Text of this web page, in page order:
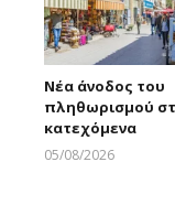
Νέα άνοδος του
πληθωρισμού
κατεχόμενα
05/08/2026